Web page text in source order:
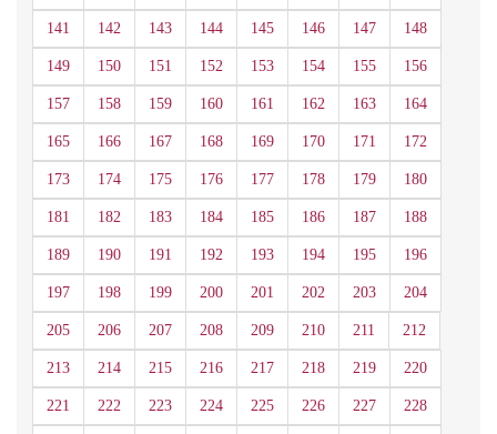
141 142 143 144 145 146 147 148
149 150 151 152 153 154 155 156
157 158 159 160 161 162 163 164
165 166 167 168 169 170 171 172
173 174 175 176 177 178 179 180
181 182 183 184 185 186 187 188
189 190 191 192 193 194 195 196
197 198 199 200 201 202 203 204
205 206 207 208 209 210 211 212
213 214 215 216 217 218 219 220
221 222 223 224 225 226 227 228